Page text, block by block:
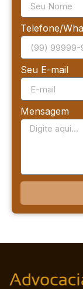
Telefone/
Seu E-mail
Mensagem